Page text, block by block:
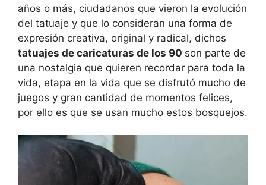
años o más, ciudadanos que vieron la evolución
del tatuaje y que lo consideran una forma de
expresión creativa, original y radical, dichos
tatuajes de caricaturas de los 90 son parte de
una nostalgia que quieren recordar para toda la
vida, etapa en la vida que se disfrutó mucho de
juegos y gran cantidad de momentos felices,
por ello es que se usan mucho estos bosquejos.